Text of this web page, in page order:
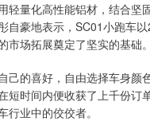
量化高性能铝材，结合坚
豪地表示，SC01小跑车
场拓展奠定了坚实的基础。
的喜好，自由选择车身颜
时间内便收获了上千份订
业中的佼佼者。